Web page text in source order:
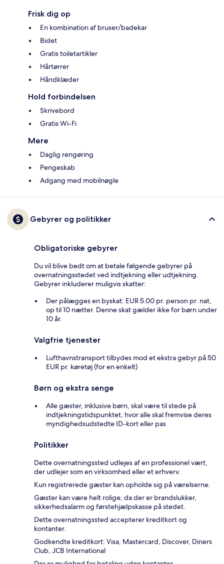
Frisk dig op
En kombination af bruser/badekar
Bidet
Gratis toiletartikler
Hårtørrer
Håndklæder
Hold forbindelsen
Skrivebord
Gratis Wi-Fi
Mere
Daglig rengøring
Pengeskab
Adgang med mobilnøgle
Gebyrer og politikker
Obligatoriske gebyrer
Du vil blive bedt om at betale følgende gebyrer på
overnatningsstedet ved indtjekning eller udtjekning.
Gebyrer inkluderer muligvis skatter:
Der pålægges en byskat: EUR 5.00 pr. person pr. nat,
op til 10 nætter. Denne skat gælder ikke for børn under
10 år.
Valgfrie tjenester
Lufthavnstransport tilbydes mod et ekstra gebyr på 50
EUR pr. køretøj (for en enkelt)
Børn og ekstra senge
Alle gæster, inklusive børn, skal være til stede på
indtjekningstidspunktet, hvor alle skal fremvise deres
myndighedsudstedte ID-kort eller pas
Politikker
Dette overnatningssted udlejes af en professionel vært,
der udlejer som en virksomhed eller et erhverv.
Kun registrerede gæster kan opholde sig på værelserne.
Gæster kan være helt rolige, da der er brandslukker,
sikkerhedsalarm og førstehjælpskasse på stedet.
Dette overnatningssted accepterer kreditkort og
kontanter.
Godkendte kreditkort: Visa, Mastercard, Discover, Diners
Club, JCB International